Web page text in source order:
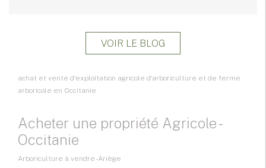
VOIR LE BLOG
achat et vente d'exploitation agricole d'arboriculture et de ferme
arboricole en Occitanie
Acheter une propriété Agricole -
Occitanie
Arboriculture à vendre - Ariège